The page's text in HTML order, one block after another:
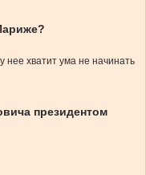
нее хватит ума не начинать
президентом